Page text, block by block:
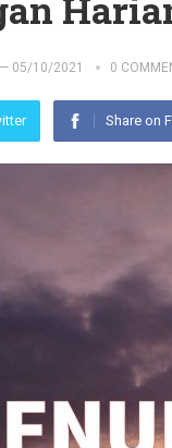
— 05/10/2021 0
Share on